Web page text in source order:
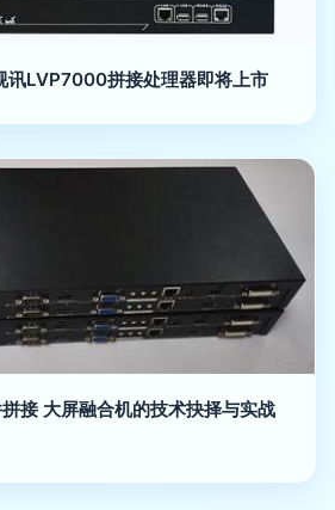
讯LVP7000拼接处理器即将上市
接 大屏融合机的技术抉择与实战